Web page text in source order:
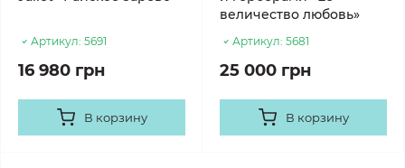
Артикул: 5691
16 980 грн
В корзину
величество любовь»
Артикул: 5681
25 000 грн
В корзину